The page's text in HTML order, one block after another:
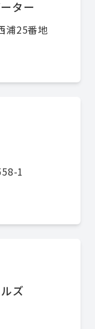
ター
浦25番地
1
ズ